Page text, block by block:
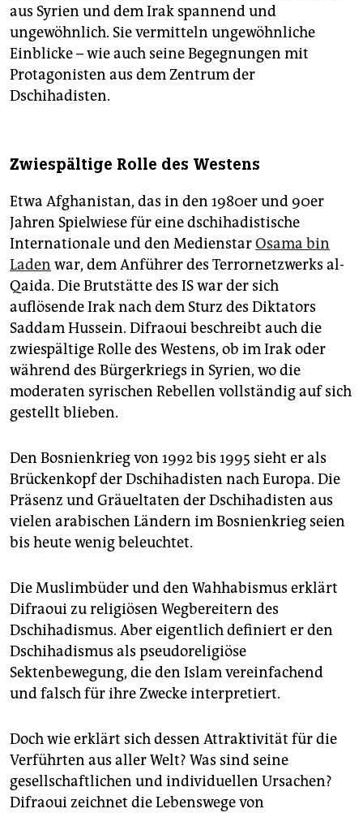
aus Syrien und dem Irak spannend und
ungewöhnlich. Sie vermitteln ungewöhnliche
Einblicke – wie auch seine Begegnungen mit
Protagonisten aus dem Zentrum der
Dschihadisten.
Zwiespältige Rolle des Westens
Etwa Afghanistan, das in den 1980er und 90er
Jahren Spielwiese für eine dschihadistische
Internationale und den MedienstarOsama bin
Laden war, dem Anführer des Terrornetzwerks al-
Qaida. Die Brutstätte des IS war der sich
auflösende Irak nach dem Sturz des Diktators
Saddam Hussein. Difraoui beschreibt auch die
zwiespältige Rolle des Westens, ob im Irak oder
während des Bürgerkriegs in Syrien, wo die
moderaten syrischen Rebellen vollständig auf sich
gestellt blieben.
Den Bosnienkrieg von 1992 bis 1995 sieht er als
Brückenkopf der Dschihadisten nach Europa. Die
Präsenz und Gräueltaten der Dschihadisten aus
vielen arabischen Ländern im Bosnienkrieg seien
bis heute wenig beleuchtet.
Die Muslimbüder und den Wahhabismus erklärt
Difraoui zu religiösen Wegbereitern des
Dschihadismus. Aber eigentlich definiert er den
Dschihadismus als pseudoreligiöse
Sektenbewegung, die den Islam vereinfachend
und falsch für ihre Zwecke interpretiert.
Doch wie erklärt sich dessen Attraktivität für die
Verführten aus aller Welt? Was sind seine
gesellschaftlichen und individuellen Ursachen?
Difraoui zeichnet die Lebenswege von